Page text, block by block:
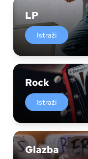
LP
Istraži
Rock
Istraži
Glazba